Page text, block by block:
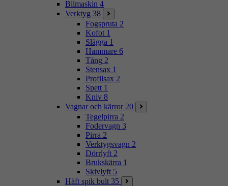
Bilmaskin 4
Verktyg 38
Fogspruta 2
Kofot 1
Slägga 1
Hammare 6
Tång 2
Stensax 1
Profilsax 2
Spett 1
Kniv 8
Vagnar och kärror 20
Tegelpirra 2
Fodervagn 3
Pirra 2
Verktygsvagn 2
Dörrlyft 2
Brukskärra 1
Skivlyft 5
Häft spik bult 35